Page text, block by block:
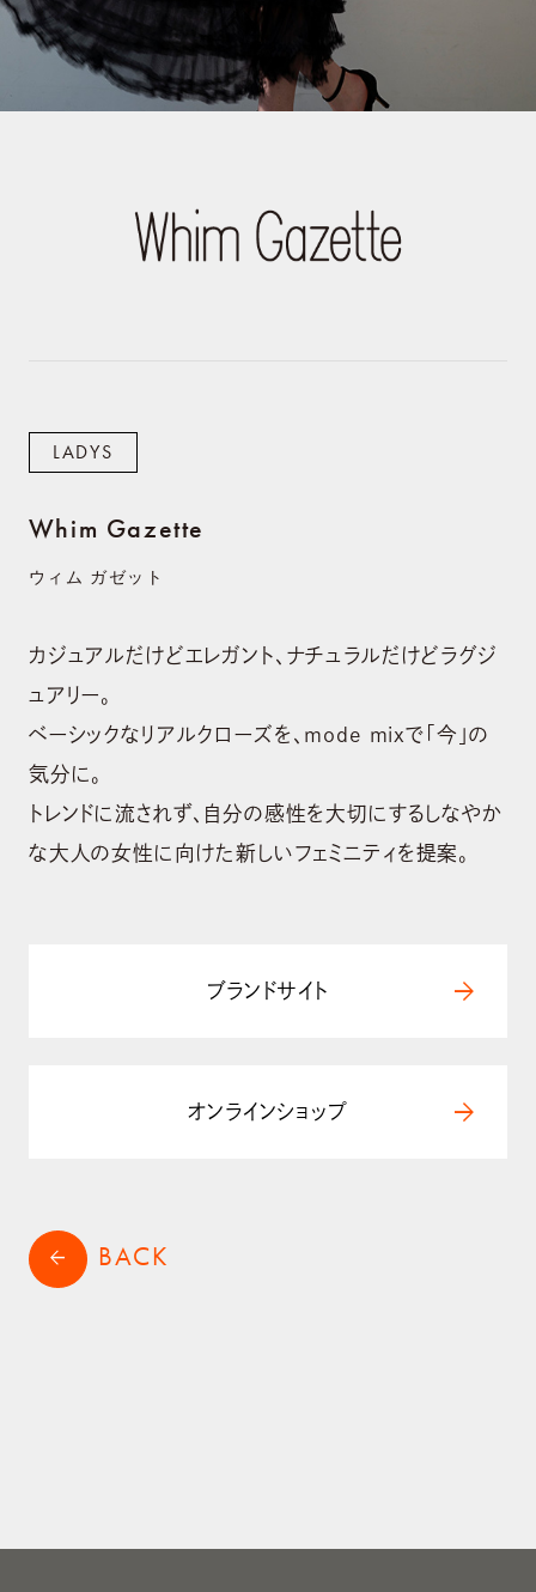
ABOUT US
会社概要
SUSTAINABILITY
LADYS
Whim Gazette
ウィム ガゼット
カジュアルだけどエレガント、ナチュラルだけどラグジ
ュアリー。
ベーシックなリアルクローズを、mode mixで「今」の
気分に。
トレンドに流されず、自分の感性を大切にするしなやか
な大人の女性に向けた新しいフェミニティを提案。
ブランドサイト arrow_forward
オンラインショップ arrow_forward
arrow_back BACK